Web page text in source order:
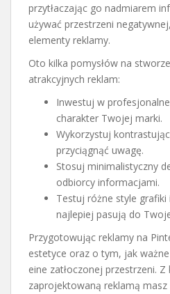
przytłaczając go nadmiarem
używać przestrzeni
elementy reklamy.
Oto kilka pomysłów na
atrakcyjnych reklam:
Inwestuj w
charakter Twojej marki.
Wykorzystuj
przyciągnąć uwagę.
Stosuj minimalistyczny
odbiorcy informacjami.
Testuj różne style
najlepiej pasują do
Przygotowując reklamy na
estetyce oraz o tym, jak
eine zatłoczonej przestrzeni. Z
zaprojektowaną reklamą masz